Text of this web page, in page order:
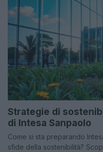
Strategie di
di Intesa Sanpaolo
Come si sta preparando
sfide della sostenibilità?